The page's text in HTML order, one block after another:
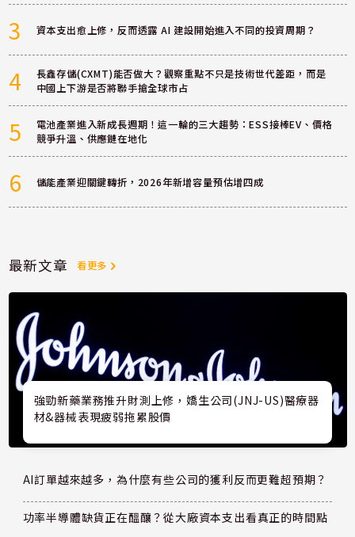
3 資本支出愈上修，反而透露 AI 建設開始進入不同的投資周期？
4
長鑫存儲(CXMT)能否做大？觀察重點不只是技術世代差距，而是
中國上下游是否將聯手搶全球市占
5
電池產業進入新成長週期！這一輪的三大趨勢：ESS接棒EV、價格
競爭升溫、供應鏈在地化
6 儲能產業迎關鍵轉折，2026年新增容量預估增四成
最新文章 看更多
強勁新藥業務推升財測上修，嬌生公司(JNJ-US)醫療器
材&器械表現疲弱拖累股價
AI訂單越來越多，為什麼有些公司的獲利反而更難超預期？
功率半導體缺貨正在醞釀？從大廠資本支出看真正的時間點